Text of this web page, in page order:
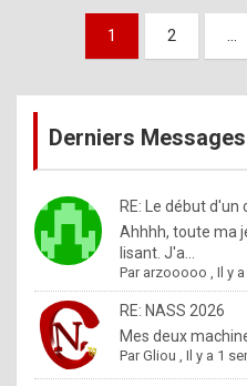
Pagination
publications
1 2 …
Derniers Messages
RE: Le début d'un
Ahhhh, toute ma
lisant. J'a...
Par arzooooo ,Il y
RE: NASS 2026
Mes deux
ParGliou ,Il y a 1